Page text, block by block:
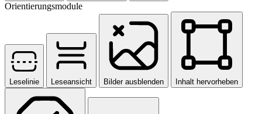
Orientierungsmodule
Leselinie Leseansicht Bilder ausblenden Inhalt hervorheben